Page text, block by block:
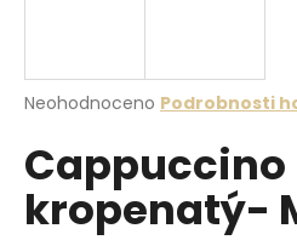
Průměrné hodnocení produktu
Neohodnoceno Podrobnosti
kropenatý-
í
?